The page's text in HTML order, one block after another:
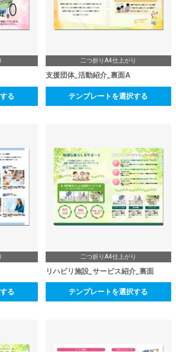
る
二つ折りA4仕上がり
支援団体_活動紹介_裏面A
テンプレートを選択する
る
二つ折りA4仕上がり
リハビリ施設_サービス紹介_裏面
テンプレートを選択する